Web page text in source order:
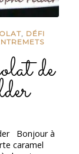
, DÉFI
de
Bonjour à
caramel